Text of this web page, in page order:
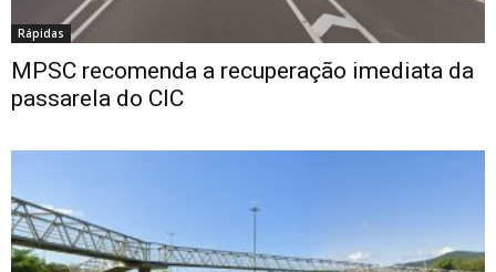
Rápidas
MPSC recomenda a recuperação imediata da
passarela do CIC